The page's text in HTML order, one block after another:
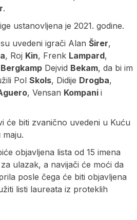
.
ustanovljena je 2021. godine.
uvedeni igrači Alan Širer,
, Roj Kin, Frenk Lampard,
Bergkamp Dejvid Bekam, da bi im
Pol Skols, Didije Drogba,
, Vensan Kompani i
će biti zvanično uvedeni u Kuću
objavljena lista od 15 imena
ulazak, a navijači će moći da
posle čega će biti objavljena
listi laureata iz proteklih